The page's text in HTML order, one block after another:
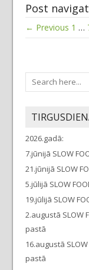
Post
← Previous 1 …
2026.gadā:
7.jūnijā SLOW
21.jūnijā SLOW
5.jūlijā SLOW
19.jūlijā SLOW
2.augustā SLOW
pastā
16.augustā
pastā